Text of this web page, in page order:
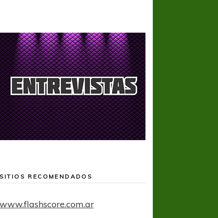
SITIOS RECOMENDADOS
www.flashscore.com.ar